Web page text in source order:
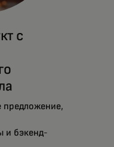
с
предложение,
и бэкенд-